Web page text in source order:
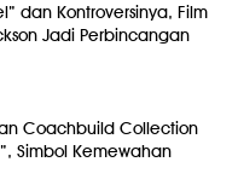
dan Kontroversinya, Film
Jadi Perbincangan
Coachbuild Collection
Simbol Kemewahan